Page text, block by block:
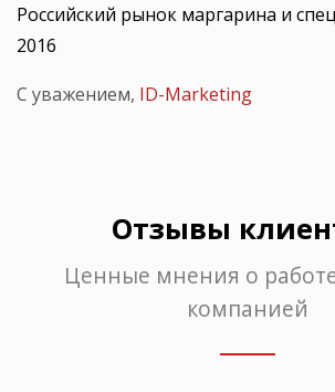
Российский рынок маргарина и
2016
С уважением, ID-Marketing
Отзывы
Ценные мнения о
компанией